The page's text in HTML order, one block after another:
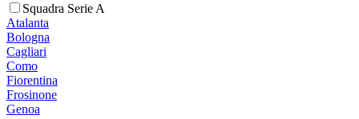
Squadra Serie A
Atalanta
Bologna
Cagliari
Como
Fiorentina
Frosinone
Genoa